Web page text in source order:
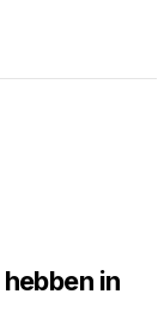
in